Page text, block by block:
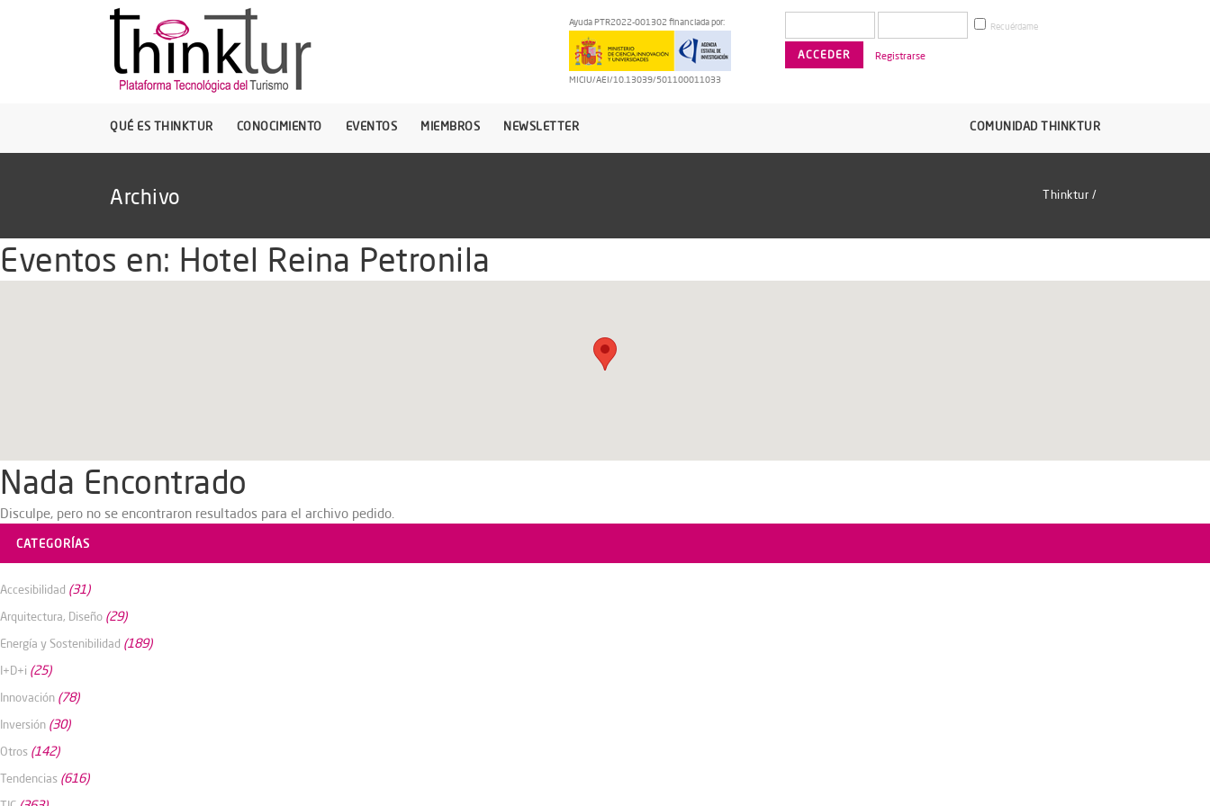
Ayuda PTR2022-001302 financiada por:
MICIU/AEI/10.13039/501100011033
Recuérdame
Registrarse
QUÉ ES THINKTUR CONOCIMIENTO EVENTOS MIEMBROS NEWSLETTER COMUNIDAD THINKTUR
Archivo Thinktur /
Eventos en: Hotel Reina Petronila
Nada Encontrado
Disculpe, pero no se encontraron resultados para el archivo pedido.
CATEGORÍAS
Accesibilidad (31)
Arquitectura, Diseño (29)
Energía y Sostenibilidad (189)
I+D+i (25)
Innovación (78)
Inversión (30)
Otros (142)
Tendencias (616)